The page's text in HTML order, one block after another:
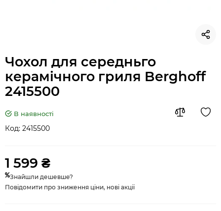
Чохол для середньго
керамічного гриля Berghoff
2415500
В наявності
Код: 2415500
1 599 ₴
Знайшли дешевше?
Повідомити про зниження ціни, нові акції